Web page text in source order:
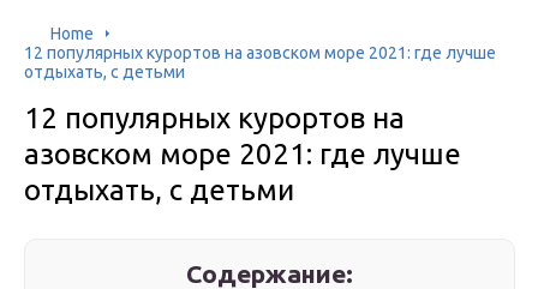
Home
12 популярных курортов на азовском море 2021: где лучше
отдыхать, с детьми
12 популярных курортов на
азовском море 2021: где лучше
отдыхать, с детьми
Содержание: